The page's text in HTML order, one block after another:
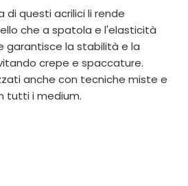
di questi acrilici li rende
che a spatola e l'elasticità
garantisce la stabilità e la
crepe e spaccature.
anche con tecniche miste e
tutti i medium.